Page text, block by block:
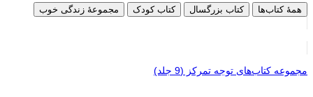
همۀ کتاب‌ها کتاب بزرگسال کتاب کودک مجموعۀ زندگی خوب
مجموعه کتاب‌های توجه تمرکز (9 جلد)